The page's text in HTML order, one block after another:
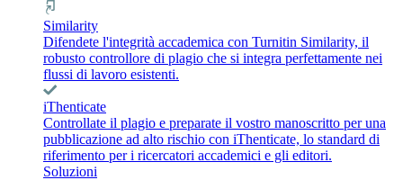
Similarity
Difendete l'integrità accademica con Turnitin Similarity, il
robusto controllore di plagio che si integra perfettamente nei
flussi di lavoro esistenti.
iThenticate
Controllate il plagio e preparate il vostro manoscritto per una
pubblicazione ad alto rischio con iThenticate, lo standard di
riferimento per i ricercatori accademici e gli editori.
Soluzioni